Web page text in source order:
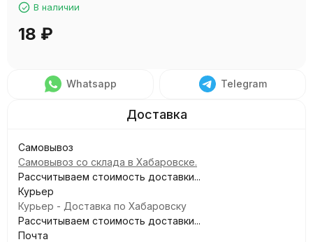
В наличии
18 ₽
Whatsapp Telegram
Самовывоз
Самовывоз со склада в Хабаровске.
Рассчитываем стоимость доставки...
Курьер
Курьер - Доставка по Хабаровску
Рассчитываем стоимость доставки...
Почта